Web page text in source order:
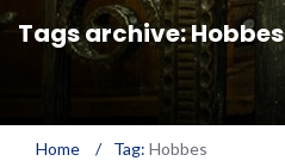
Tags archive: Hobbes
Home / Tag: Hobbes